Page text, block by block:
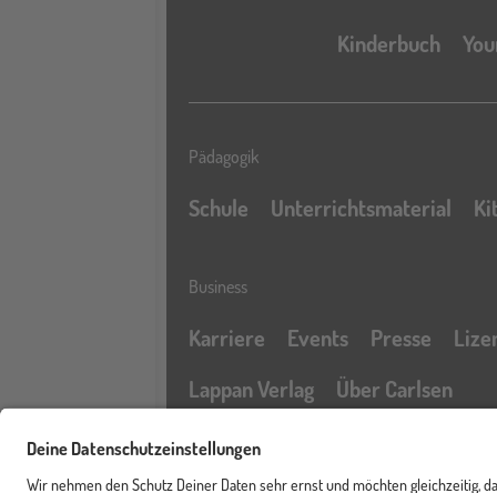
Profil
Kinderbuch
Pädagogik
Schule Unterrichtsmaterial
Business
Karriere Events Presse
Lappan Verlag
Über Carlsen